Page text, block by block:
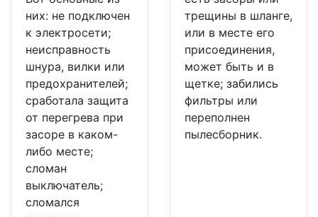
них: не подключен
к электросети;
неисправность
шнура, вилки или
предохранителей;
сработала защита
от перегрева при
засоре в каком-
либо месте;
сломан
выключатель;
сломался
трещины в шланге,
или в месте его
присоединения,
может быть и в
щетке; забились
фильтры или
переполнен
пылесборник.